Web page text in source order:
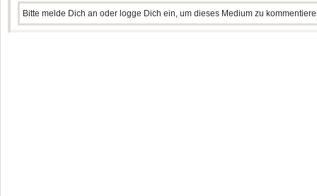
Bitte melde Dich an oder logge Dich ein, um dieses Medium zu